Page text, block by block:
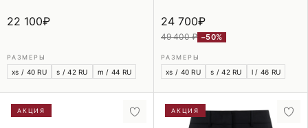
22 100₽
РАЗМЕРЫ
xs / 40 RU s / 42 RU m / 44 RU
24 700₽
49 400 ₽ −50%
РАЗМЕРЫ
xs / 40 RU s / 42 RU l / 46 RU
АКЦИЯ АКЦИЯ